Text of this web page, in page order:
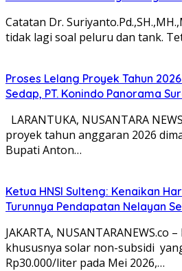
Catatan Dr.
tidak lagi soal peluru dan tank.
Proses Lelang Proyek Tahun
Sedap, PT. Konindo Panorama
LARANTUKA, NUSANTARA
proyek tahun anggaran 2026
Bupati Anton…
Ketua HNSI Sulteng: Kenaikan
Turunnya Pendapatan Nelayan
JAKARTA, NUSANTARANEWS.co
khususnya solar non-subsidi
Rp30.000/liter pada Mei 2026,…